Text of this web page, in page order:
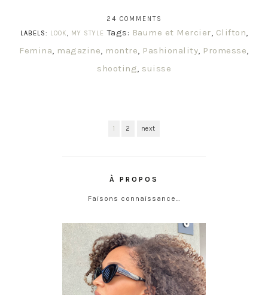
24 COMMENTS
LABELS: LOOK MY STYLE Tags: Baume et Mercier Clifton
Femina
magazine montre Pashionality Promesse
shooting suisse
1 2 next
À PROPOS
Faisons connaissance…